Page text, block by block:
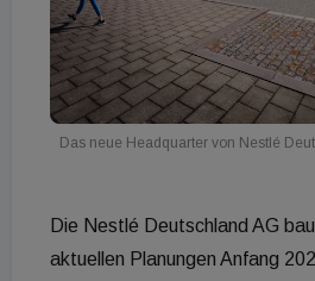
Das neue Headquarter von Nestlé
Die Nestlé Deutschland AG
aktuellen Planungen Anfang